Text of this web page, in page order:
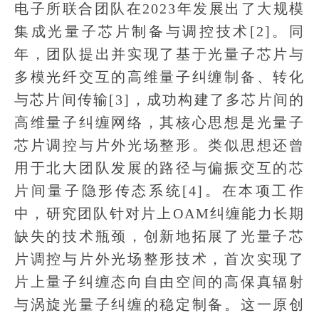
电子所联合团队在2023年发展出了大规模
集成光量子芯片制备与调控技术[2]。同
年，团队提出并实现了基于光量子芯片与
多模光纤交互的高维量子纠缠制备、转化
与芯片间传输[3]，成功构建了多芯片间的
高维量子纠缠网络，其核心思想是光量子
芯片调控与片外光场整形。类似思想还曾
用于北大团队发展的路径与偏振交互的芯
片间量子隐形传态系统[4]。在本项工作
中，研究团队针对片上OAM纠缠能力长期
缺失的技术瓶颈，创新地拓展了光量子芯
片调控与片外光场整形技术，首次实现了
片上量子纠缠态向自由空间的高保真辐射
与涡旋光量子纠缠的稳定制备。这一原创